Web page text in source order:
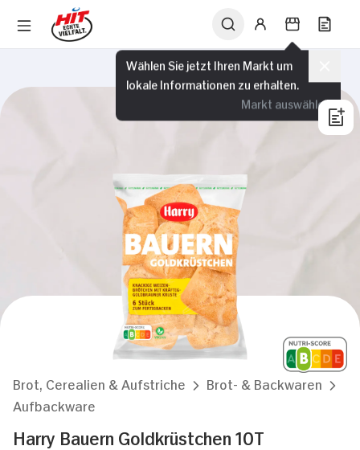
Wählen Sie jetzt Ihren Markt um
lokale Informationen zu erhalten.
Markt auswählen
Brot, Cerealien & Aufstriche
Brot- & Backwaren
Aufbackware
Harry Bauern Goldkrüstchen 10T